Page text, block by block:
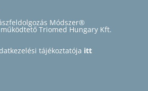
Módszer®
Triomed Hungary Kft.
tájékoztatója itt